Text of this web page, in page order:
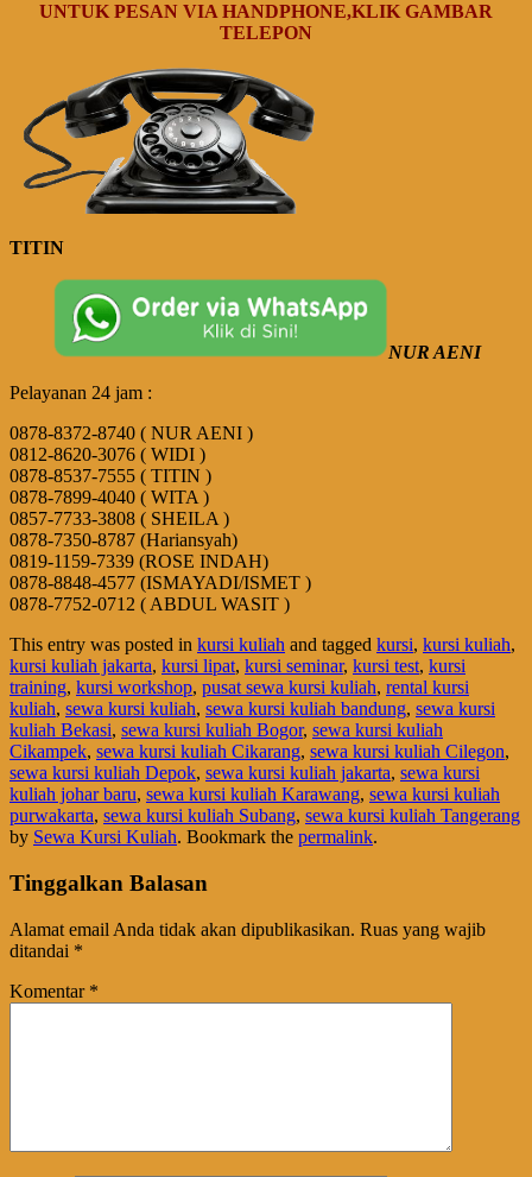
UNTUK PESAN VIA HANDPHONE,KLIK GAMBAR
TELEPON
TITIN
NUR AENI
Pelayanan 24 jam :
0878-8372-8740 ( NUR AENI )
0812-8620-3076 ( WIDI )
0878-8537-7555 ( TITIN )
0878-7899-4040 ( WITA )
0857-7733-3808 ( SHEILA )
0878-7350-8787 (Hariansyah)
0819-1159-7339 (ROSE INDAH)
0878-8848-4577 (ISMAYADI/ISMET )
0878-7752-0712 ( ABDUL WASIT )
This entry was posted in kursi kuliah and tagged kursi, kursi kuliah,
kursi kuliah jakarta, kursi lipat, kursi seminar, kursi test, kursi
training, kursi workshop, pusat sewa kursi kuliah, rental kursi
kuliah, sewa kursi kuliah, sewa kursi kuliah bandung, sewa kursi
kuliah Bekasi, sewa kursi kuliah Bogor, sewa kursi kuliah
Cikampek, sewa kursi kuliah Cikarang, sewa kursi kuliah Cilegon,
sewa kursi kuliah Depok, sewa kursi kuliah jakarta, sewa kursi
kuliah johar baru, sewa kursi kuliah Karawang, sewa kursi kuliah
purwakarta, sewa kursi kuliah Subang, sewa kursi kuliah Tangerang
by Sewa Kursi Kuliah. Bookmark the permalink.
Tinggalkan Balasan
Alamat email Anda tidak akan dipublikasikan. Ruas yang wajib
ditandai *
Komentar *